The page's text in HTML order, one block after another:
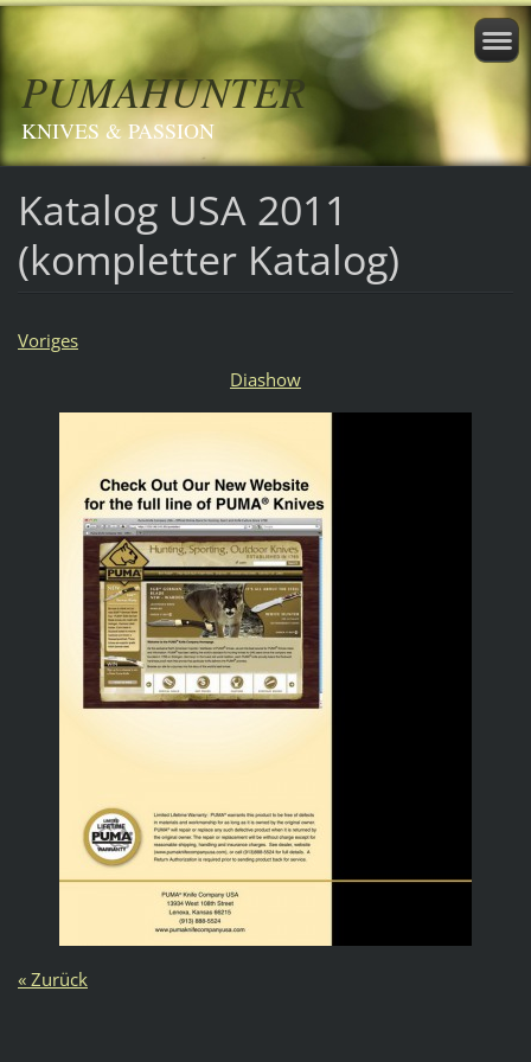
PUMAHUNTER
KNIVES & PASSION
Katalog USA 2011
(kompletter Katalog)
Voriges
Diashow
« Zurück